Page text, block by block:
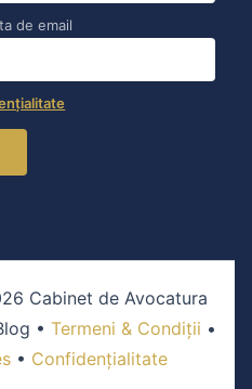
de email
Cabinet de Avocatura
• Termeni & Condiții •
• Confidențialitate